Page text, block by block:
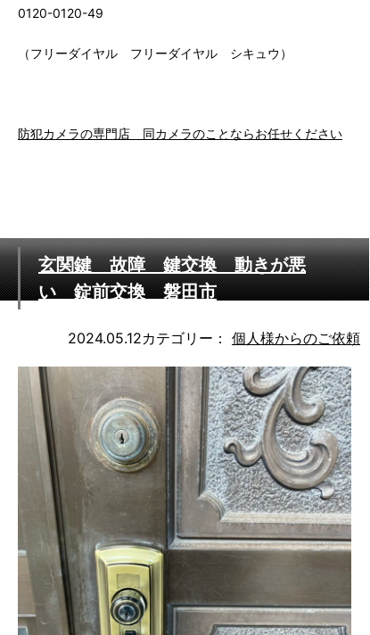
0120-0120-49
（フリーダイヤル フリーダイヤル シキュウ）
防犯カメラの専門店 同カメラのことならお任せください
玄関鍵 故障 鍵交換 動きが悪
い 錠前交換 磐田市
2024.05.12カテゴリー： 個人様からのご依頼